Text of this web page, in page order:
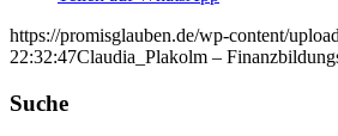
https://promisglauben.de/wp-content/
22:32:47Claudia_Plakolm –
Suche